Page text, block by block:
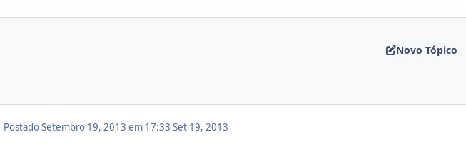
Novo Tópico
PostadoSetembro 19, 2013 em 17:33 Set 19, 2013